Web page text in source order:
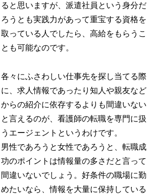
ると思いますが、派遣社員という身分だ
ろうとも実践力があって重宝する資格を
取っている人でしたら、高給をもらうこ
とも可能なのです。
各々にふさわしい仕事先を探し当てる際
に、求人情報であったり知人や親友など
からの紹介に依存するよりも間違いない
と言えるのが、看護師の転職を専門に扱
うエージェントというわけです。
男性であろうと女性であろうと、転職成
功のポイントは情報量の多さだと言って
間違いないでしょう。好条件の職場に勤
めたいなら、情報を大量に保持している